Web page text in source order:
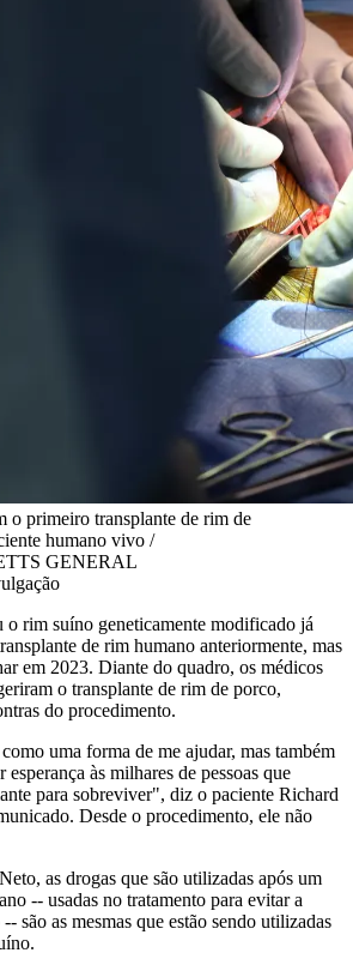
o primeiro transplante de rim de
humano vivo /
GENERAL
o rim suíno geneticamente modificado já
de rim humano anteriormente, mas
em 2023. Diante do quadro, os médicos
o transplante de rim de porco,
do procedimento.
uma forma de me ajudar, mas também
às milhares de pessoas que
para sobreviver", diz o paciente Richard
Desde o procedimento, ele não
as drogas que são utilizadas após um
-- usadas no tratamento para evitar a
são as mesmas que estão sendo utilizadas